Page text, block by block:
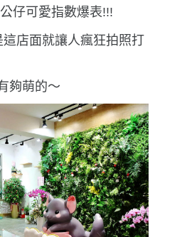
仔可愛指數爆表!!!
店面就讓人瘋狂拍照打
夠萌的〜